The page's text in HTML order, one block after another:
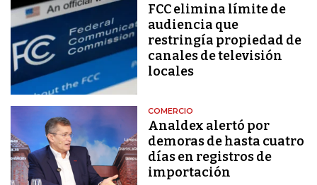
FCC elimina límite de
audiencia que
restringía propiedad de
canales de televisión
locales
COMERCIO
Analdex alertó por
demoras de hasta cuatro
días en registros de
importación